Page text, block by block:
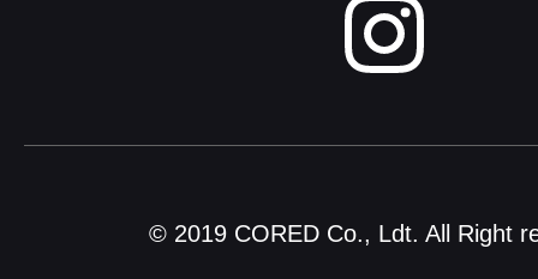
© 2019 CORED Co., Ldt. All Right